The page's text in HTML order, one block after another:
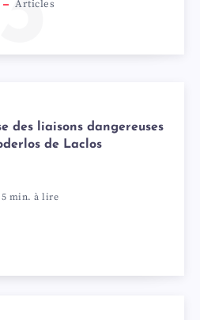
Articles
des liaisons dangereuses
de Laclos
5 min. à lire